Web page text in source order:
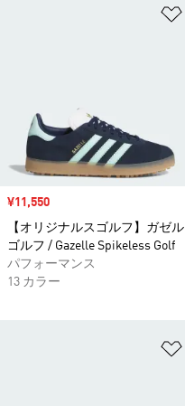
セール価格
¥11,550
【オリジナルスゴルフ】ガゼル
ゴルフ / Gazelle Spikeless Golf
パフォーマンス
13 カラー